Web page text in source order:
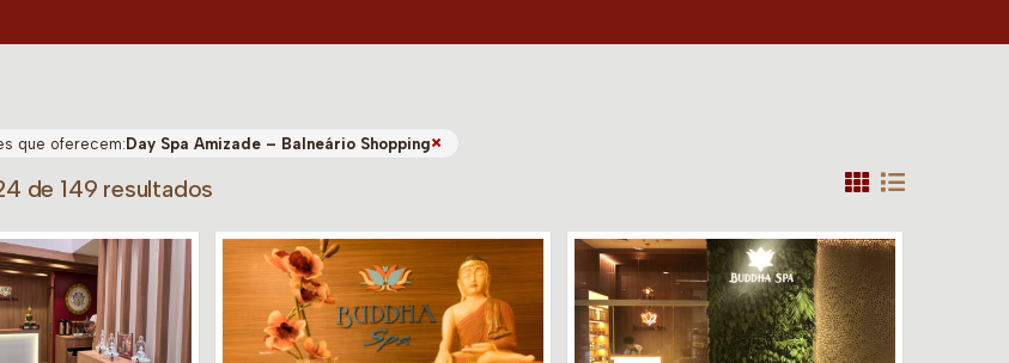
que oferecem:Day Spa Amizade – Balneário Shopping×
de 149 resultados